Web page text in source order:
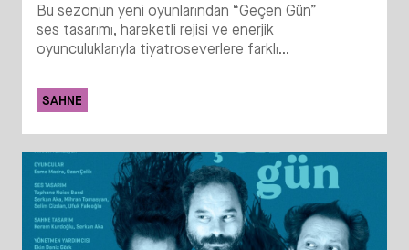
Bu sezonun yeni oyunlarından “Geçen Gün”
ses tasarımı, hareketli rejisi ve enerjik
oyunculuklarıyla tiyatroseverlere farklı...
SAHNE